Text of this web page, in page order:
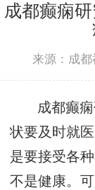
成都癫痫
来源：成
成都癫
状要及时就
是要接受各
不是健康。